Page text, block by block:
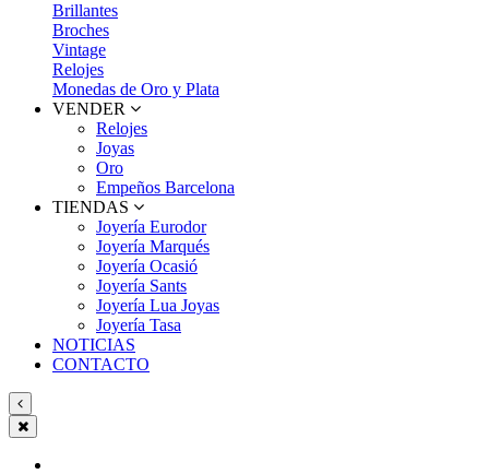
Brillantes
Broches
Vintage
Relojes
Monedas de Oro y Plata
VENDER
Relojes
Joyas
Oro
Empeños Barcelona
TIENDAS
Joyería Eurodor
Joyería Marqués
Joyería Ocasió
Joyería Sants
Joyería Lua Joyas
Joyería Tasa
NOTICIAS
CONTACTO